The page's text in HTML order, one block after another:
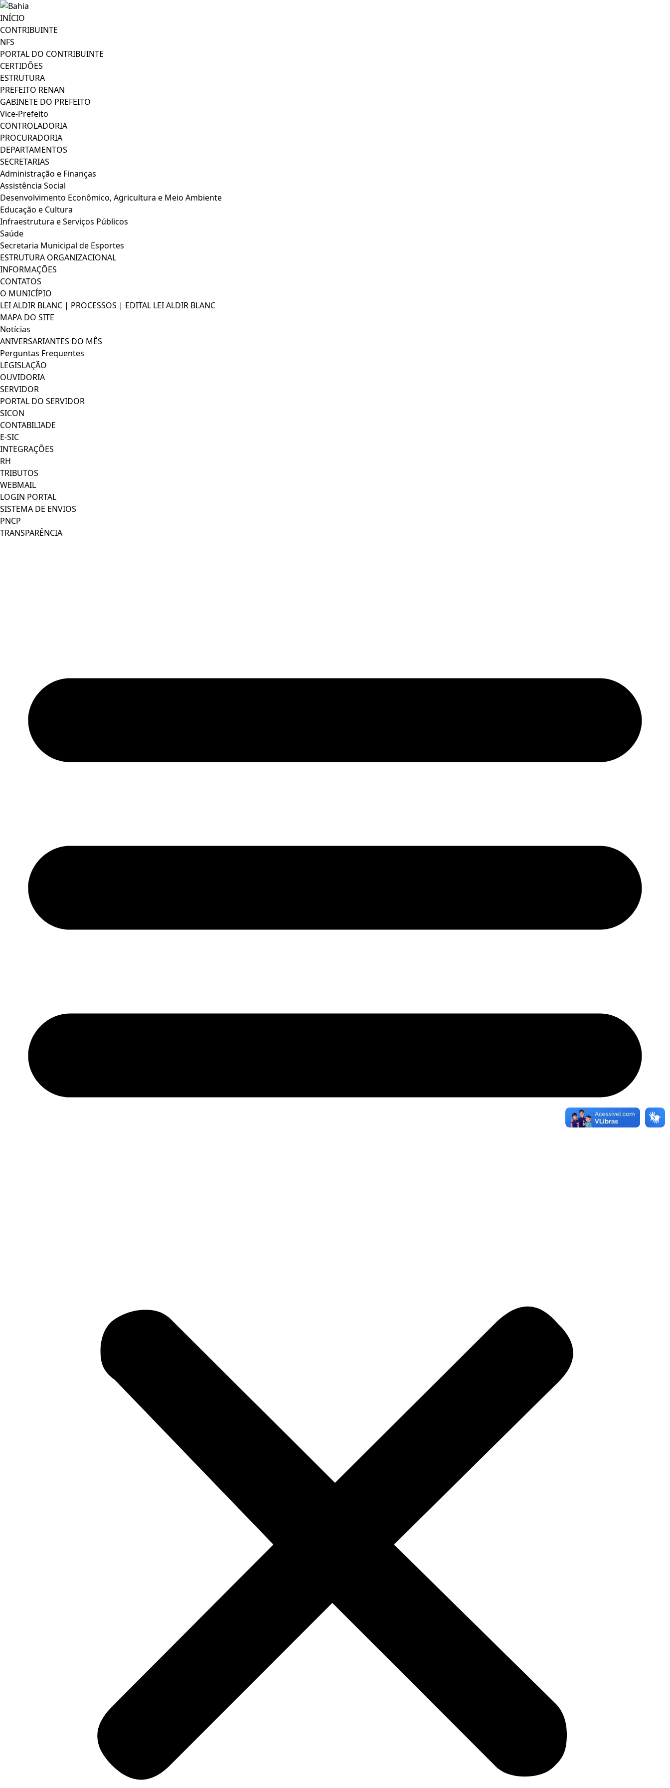
INÍCIO
CONTRIBUINTE
NFS
PORTAL DO CONTRIBUINTE
CERTIDÕES
ESTRUTURA
PREFEITO RENAN
GABINETE DO PREFEITO
Vice-Prefeito
CONTROLADORIA
PROCURADORIA
DEPARTAMENTOS
SECRETARIAS
Administração e Finanças
Assistência Social
Desenvolvimento Econômico, Agricultura e Meio Ambiente
Educação e Cultura
Infraestrutura e Serviços Públicos
Saúde
Secretaria Municipal de Esportes
ESTRUTURA ORGANIZACIONAL
INFORMAÇÕES
CONTATOS
O MUNICÍPIO
LEI ALDIR BLANC | PROCESSOS | EDITAL LEI ALDIR BLANC
MAPA DO SITE
Notícias
ANIVERSARIANTES DO MÊS
Perguntas Frequentes
LEGISLAÇÃO
OUVIDORIA
SERVIDOR
PORTAL DO SERVIDOR
SICON
CONTABILIADE
E-SIC
INTEGRAÇÕES
RH
TRIBUTOS
WEBMAIL
LOGIN PORTAL
SISTEMA DE ENVIOS
PNCP
TRANSPARÊNCIA